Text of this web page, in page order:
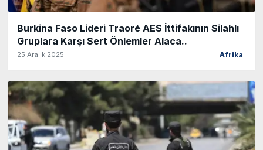
Burkina Faso Lideri Traoré AES İttifakının Silahlı
Gruplara Karşı Sert Önlemler Alaca..
25 Aralık 2025 Afrika